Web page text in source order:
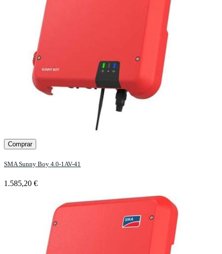
Comprar
SMA Sunny Boy 4.0-1AV-41
1.585,20 €